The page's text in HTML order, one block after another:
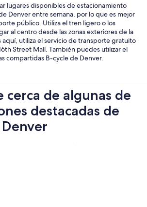
lugares disponibles de estacionamiento
Denver entre semana, por lo que es mejor
público. Utiliza el tren ligero o los
al centro desde las zonas exteriores de la
aquí, utiliza el servicio de transporte gratuito
Street Mall. También puedes utilizar el
compartidas B-cycle de Denver.
cerca de algunas de
destacadas de